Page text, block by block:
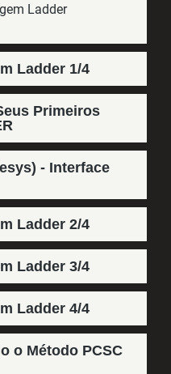
Ladder
Ladder 1/4
Primeiros
- Interface
Ladder 2/4​
Ladder 3/4​
Ladder 4/4​
o Método PCSC